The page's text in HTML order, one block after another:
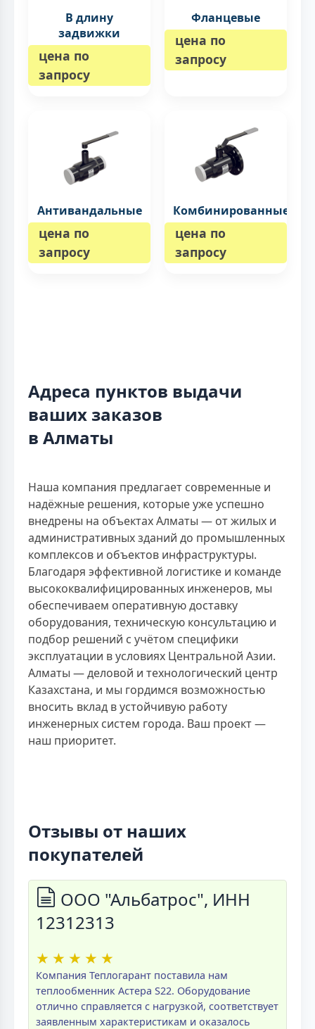
В длину
задвижки
цена по
запросу
Фланцевые
цена по
запросу
Антивандальные
цена по
запросу
Комбинированные
цена по
запросу
Адреса пунктов выдачи
ваших заказов
в Алматы
Наша компания предлагает современные и
надёжные решения, которые уже успешно
внедрены на объектах Алматы — от жилых и
административных зданий до промышленных
комплексов и объектов инфраструктуры.
Благодаря эффективной логистике и команде
высококвалифицированных инженеров, мы
обеспечиваем оперативную доставку
оборудования, техническую консультацию и
подбор решений с учётом специфики
эксплуатации в условиях Центральной Азии.
Алматы — деловой и технологический центр
Казахстана, и мы гордимся возможностью
вносить вклад в устойчивую работу
инженерных систем города. Ваш проект —
наш приоритет.
Отзывы от наших
покупателей
ООО "Альбатрос", ИНН
12312313
★ ★ ★ ★ ★
Компания Теплогарант поставила нам
теплообменник Астера S22. Оборудование
отлично справляется с нагрузкой, соответствует
заявленным характеристикам и оказалось